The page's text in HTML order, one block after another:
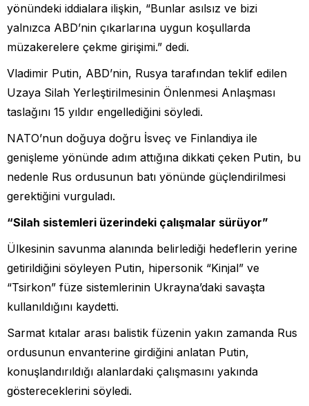
yönündeki iddialara ilişkin, “Bunlar asılsız ve bizi
yalnızca ABD’nin çıkarlarına uygun koşullarda
müzakerelere çekme girişimi.” dedi.
Vladimir Putin, ABD’nin, Rusya tarafından teklif edilen
Uzaya Silah Yerleştirilmesinin Önlenmesi Anlaşması
taslağını 15 yıldır engellediğini söyledi.
NATO’nun doğuya doğru İsveç ve Finlandiya ile
genişleme yönünde adım attığına dikkati çeken Putin, bu
nedenle Rus ordusunun batı yönünde güçlendirilmesi
gerektiğini vurguladı.
“Silah sistemleri üzerindeki çalışmalar sürüyor”
Ülkesinin savunma alanında belirlediği hedeflerin yerine
getirildiğini söyleyen Putin, hipersonik “Kinjal” ve
“Tsirkon” füze sistemlerinin Ukrayna’daki savaşta
kullanıldığını kaydetti.
Sarmat kıtalar arası balistik füzenin yakın zamanda Rus
ordusunun envanterine girdiğini anlatan Putin,
konuşlandırıldığı alanlardaki çalışmasını yakında
göstereceklerini söyledi.